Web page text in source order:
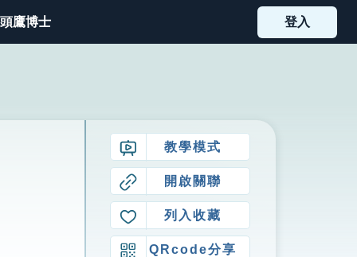
鷹博士 登入
教學模式
開啟關聯
列入收藏
QRcode分享